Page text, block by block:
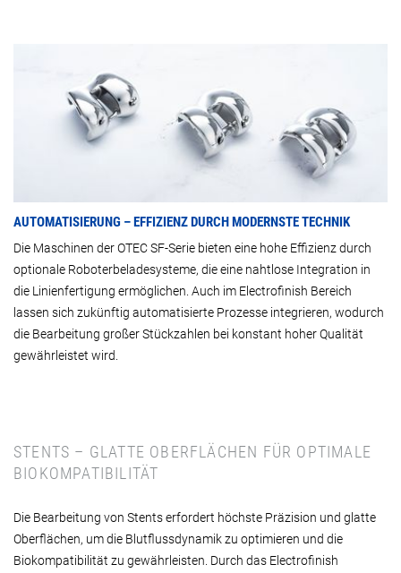
AUTOMATISIERUNG – EFFIZIENZ DURCH MODERNSTE TECHNIK
Die Maschinen der OTEC SF-Serie bieten eine hohe Effizienz durch
optionale Roboterbeladesysteme, die eine nahtlose Integration in
die Linienfertigung ermöglichen. Auch im Electrofinish Bereich
lassen sich zukünftig automatisierte Prozesse integrieren, wodurch
die Bearbeitung großer Stückzahlen bei konstant hoher Qualität
gewährleistet wird.
STENTS – GLATTE OBERFLÄCHEN FÜR OPTIMALE
BIOKOMPATIBILITÄT
Die Bearbeitung von Stents erfordert höchste Präzision und glatte
Oberflächen, um die Blutflussdynamik zu optimieren und die
Biokompatibilität zu gewährleisten. Durch das Electrofinish